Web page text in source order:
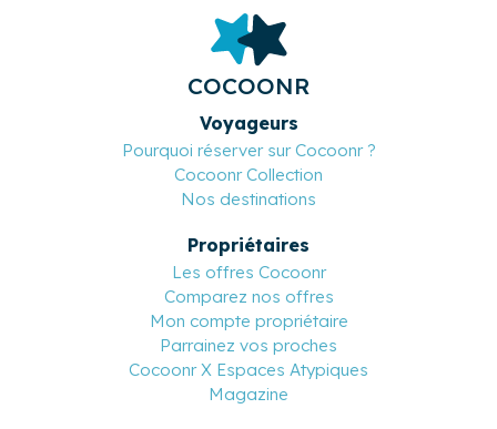
COCOONR
Voyageurs
Pourquoi réserver sur Cocoonr ?
Cocoonr Collection
Nos destinations
Propriétaires
Les offres Cocoonr
Comparez nos offres
Mon compte propriétaire
Parrainez vos proches
Cocoonr X Espaces Atypiques
Magazine